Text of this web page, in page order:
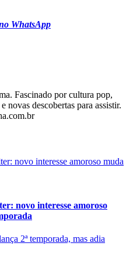
WhatsApp
Fascinado por cultura pop,
novas descobertas para assistir.
novo interesse amoroso